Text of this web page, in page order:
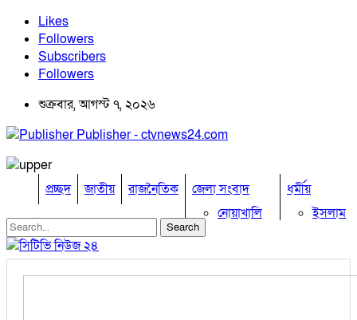
Likes
Followers
Subscribers
Followers
শুক্রবার, আগস্ট ৭, ২০২৬
Publisher - ctvnews24.com
প্রচ্ছদ জাতীয় রাজনৈতিক
জেলা সংবাদ
নোয়াখালি
ধর্মীয়
ইসলাম